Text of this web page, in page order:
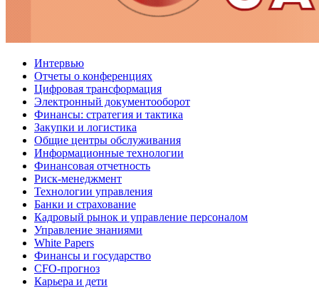
Интервью
Отчеты о конференциях
Цифровая трансформация
Электронный документооборот
Финансы: стратегия и тактика
Закупки и логистика
Общие центры обслуживания
Информационные технологии
Финансовая отчетность
Риск-менеджмент
Технологии управления
Банки и страхование
Кадровый рынок и управление персоналом
Управление знаниями
White Papers
Финансы и государство
CFO-прогноз
Карьера и дети